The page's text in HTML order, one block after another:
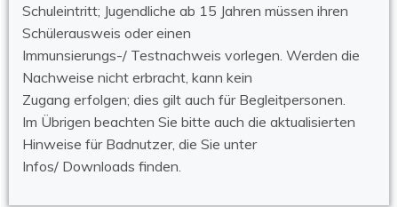
Schuleintritt; Jugendliche ab 15 Jahren müssen ihren
Schülerausweis oder einen
Immunsierungs-/ Testnachweis vorlegen. Werden die
Nachweise nicht erbracht, kann kein
Zugang erfolgen; dies gilt auch für Begleitpersonen.
Im Übrigen beachten Sie bitte auch die aktualisierten
Hinweise für Badnutzer, die Sie unter
Infos/ Downloads finden.